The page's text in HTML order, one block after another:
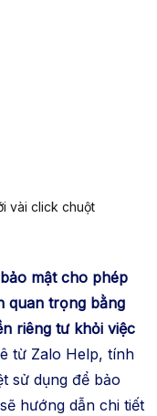
vài click chuột
mật cho phép
quan trọng bằng
riêng tư khỏi việc
từ Zalo Help, tính
sử dụng để bảo
hướng dẫn chi tiết